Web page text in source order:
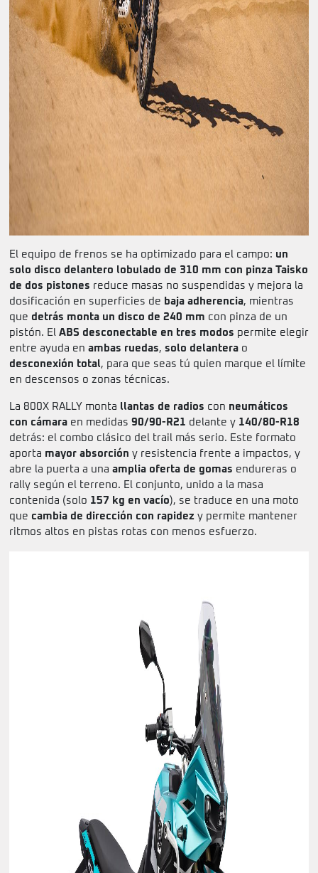
El equipo de frenos se ha optimizado para el campo: un
solo disco delantero lobulado de 310 mm con pinza Taisko
de dos pistones reduce masas no suspendidas y mejora la
dosificación en superficies de baja adherencia, mientras
que detrás monta un disco de 240 mm con pinza de un
pistón. El ABS desconectable en tres modos permite elegir
entre ayuda en ambas ruedas, solo delantera o
desconexión total, para que seas tú quien marque el límite
en descensos o zonas técnicas.
La 800X RALLY monta llantas de radios con neumáticos
con cámara en medidas 90/90-R21 delante y 140/80-R18
detrás: el combo clásico del trail más serio. Este formato
aporta mayor absorción y resistencia frente a impactos, y
abre la puerta a una amplia oferta de gomas endureras o
rally según el terreno. El conjunto, unido a la masa
contenida (solo 157 kg en vacío), se traduce en una moto
que cambia de dirección con rapidez y permite mantener
ritmos altos en pistas rotas con menos esfuerzo.